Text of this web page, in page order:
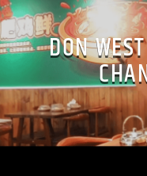
DON